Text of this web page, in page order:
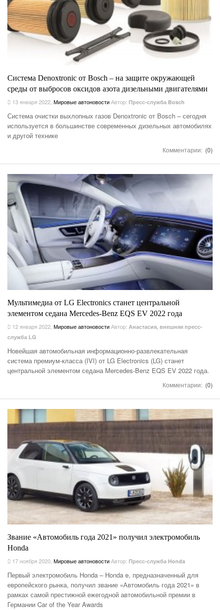
Система Denoxtronic от Bosch – на защите окружающей
среды от выбросов оксидов азота дизельными двигателями
13 января 2022, Мировые автоновостиАвтор: Пресс-служба Bosch
Система очистки выхлопных газов Denoxtronic от Bosch – сегодня
используется в большинстве современных дизельных автомобилях
и другой технике
Комментарии: (0)
Мультимедиа от LG Electronics станет центральной
элементом седана Mercedes-Benz EQS EV 2022 года
12 января 2022 Мировые автоновостиАвтор: Анастасия, внешняя пресс-
служба LG
Новейшая автомобильная информационно-развлекательная
система премиум-класса (IVI) от LG Electronics (LG) станет
центральной элементом седана Mercedes-Benz EQS EV 2022 года.
Комментарии: (0)
Звание «Автомобиль года 2021» получил электромобиль
Honda
17 ноября 2020, Мировые автоновостиАвтор: Пресс-служба Honda
Первый электромобиль Honda – Honda e, предназначенный для
европейского рынка, получил звание «Автомобиль года 2021» в
рамках самой престижной ежегодной автомобильной премии в
Германии Car of the Year Awards